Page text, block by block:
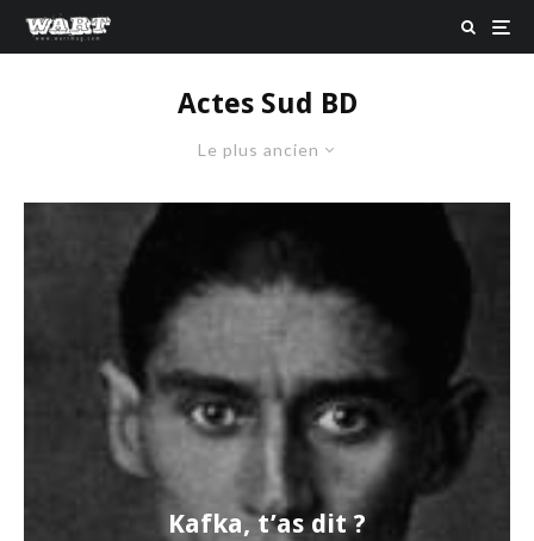
Actes Sud BD
Le plus ancien
Kafka, t’as dit ?